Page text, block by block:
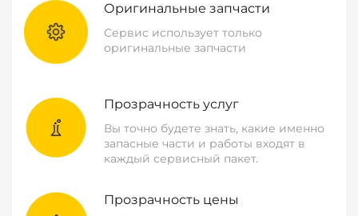
Оригинальные запчасти
Сервис использует только
оригинальные запчасти
Прозрачность услуг
Вы точно будете знать, какие именно
запасные части и работы входят в
каждый сервисный пакет.
Прозрачность цены